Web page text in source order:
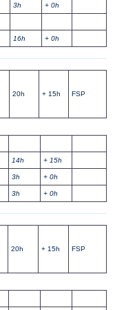
3h + 0h
16h + 0h
20h + 15h FSP
14h + 15h
3h + 0h
3h + 0h
20h + 15h FSP